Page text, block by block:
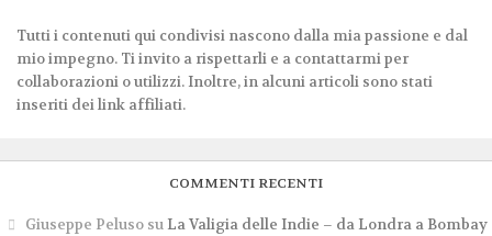
Tutti i contenuti qui condivisi nascono dalla mia passione e dal
mio impegno. Ti invito a rispettarli e a contattarmi per
collaborazioni o utilizzi. Inoltre, in alcuni articoli sono stati
inseriti dei link affiliati.
COMMENTI RECENTI
Giuseppe Pelusosu La Valigia delle Indie – da Londra a Bombay